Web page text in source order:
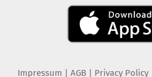
Impressum AGB Privacy Policy|